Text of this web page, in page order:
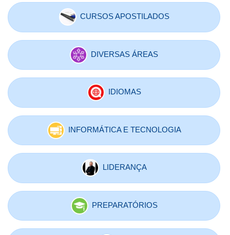
CURSOS APOSTILADOS
DIVERSAS ÁREAS
IDIOMAS
INFORMÁTICA E TECNOLOGIA
LIDERANÇA
PREPARATÓRIOS